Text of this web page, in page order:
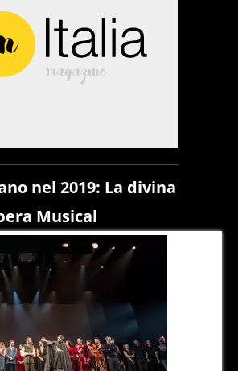
nel 2019: La divina
Musical